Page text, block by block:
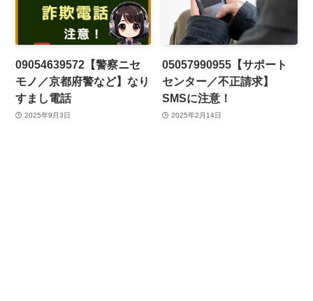
09054639572【警察ニセ
モノ／京都府警など】なり
すまし電話
2025年9月3日
05057990955【サポート
センター／不正請求】
SMSに注意！
2025年2月14日